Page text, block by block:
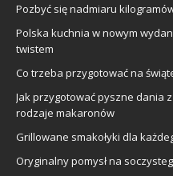
Pozbyć się nadmiaru
Polska kuchnia w nowym
twistem
Co trzeba przygotować na
Jak przygotować pyszne dania
rodzaje makaronów
Grillowane smakołyki dla
Oryginalny pomysł na